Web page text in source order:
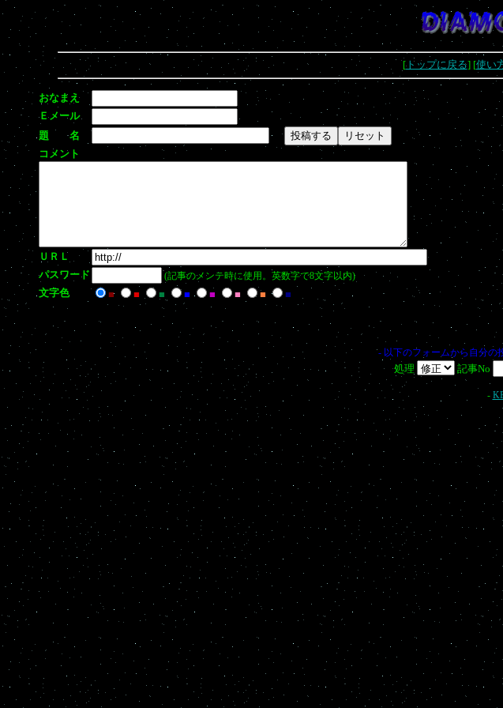
[トップに戻る] [使い
おなまえ
Ｅメール
題 名
コメント
ＵＲＬ
パスワード
(記事のメンテ時に使用。英数字で8文字以内)
文字色 ■ ■ ■ ■ ■ ■ ■ ■
- 以下のフォームから自分の
処理 記事No
-